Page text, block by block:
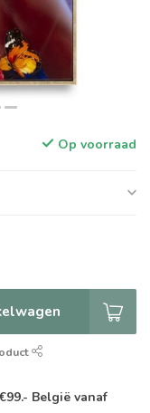
Op voorraad
België vanaf